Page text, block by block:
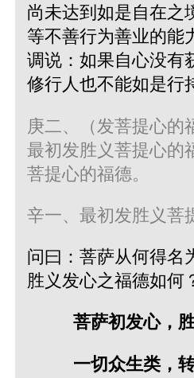
尚未达到如是自在之
等不善行为善业的能
调说：如果自心没有
修行人也不能如是行
庚二、（发菩提心的
最初发胜义菩提心的
菩提心的福德。
辛一、最初发胜义菩
问曰：菩萨从何得名
胜义发心之福德如何
菩萨初发心，
一切众生类，